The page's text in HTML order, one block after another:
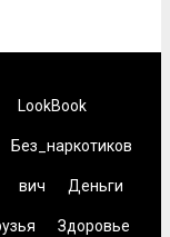
LookBook
Без_наркотиков
вич Деньги
Здоровье